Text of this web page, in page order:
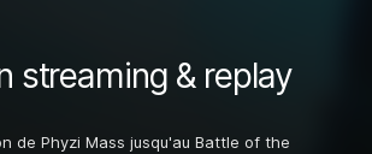
streaming & replay
de Phyzi Mass jusqu'au Battle of the